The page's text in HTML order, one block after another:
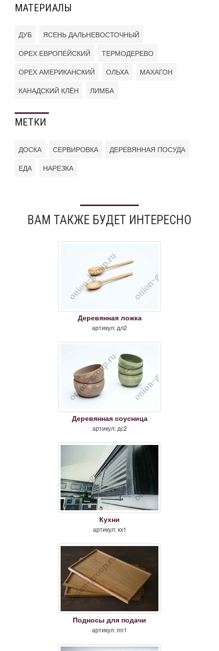
МАТЕРИАЛЫ
ДУБ
ЯСЕНЬ ДАЛЬНЕВОСТОЧНЫЙ
ОРЕХ ЕВРОПЕЙСКИЙ
ТЕРМОДЕРЕВО
ОРЕХ АМЕРИКАНСКИЙ
ОЛЬХА
МАХАГОН
КАНАДСКИЙ КЛЁН
ЛИМБА
МЕТКИ
ДОСКА СЕРВИРОВКА
ДЕРЕВЯННАЯ ПОСУДА
ЕДА
НАРЕЗКА
ВАМ ТАКЖЕ БУДЕТ ИНТЕРЕСНО
Деревянная ложка
артикул: дл2
Деревянная соусница
артикул: дс2
Кухни
артикул: кх1
Подносы для подачи
артикул: пп1